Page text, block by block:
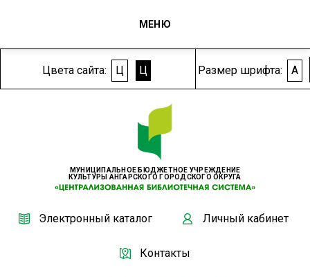
Цвета сайта: Ц Ц Размер шрифта: A
МУНИЦИПАЛЬНОЕ БЮДЖЕТНОЕ УЧРЕЖДЕНИЕ
КУЛЬТУРЫ АНГАРСКОГО ГОРОДСКОГО ОКРУГА
Электронный каталог Личный кабинет
Контакты
МЕНЮ